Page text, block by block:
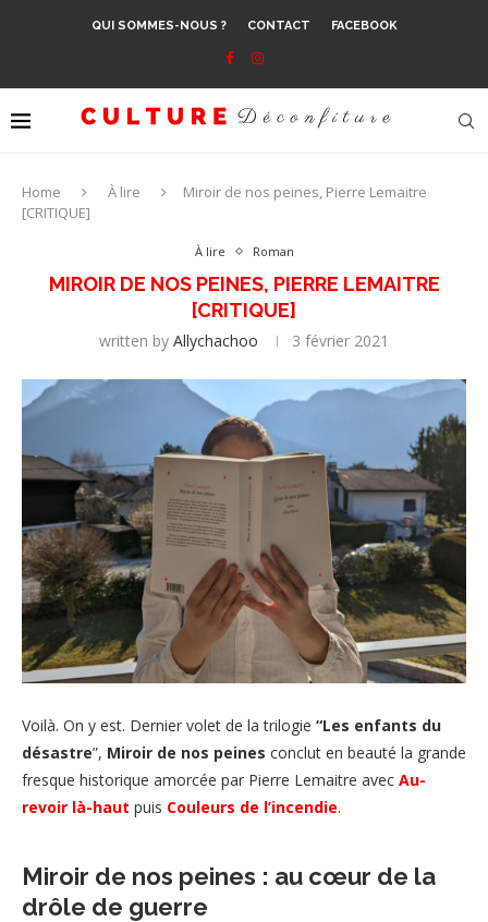
QUI SOMMES-NOUS ? CONTACT FACEBOOK
Home À lire
Miroir de nos peines, Pierre Lemaitre
[CRITIQUE]
À lire Roman
MIROIR DE NOS PEINES, PIERRE LEMAITRE
[CRITIQUE]
written by Allychachoo 3 février 2021
Voilà. On y est. Dernier volet de la trilogie “Les enfants du
désastre”, Miroir de nos peines conclut en beauté la grande
fresque historique amorcée par Pierre Lemaitre avec Au-
revoir là-haut puis Couleurs de l’incendie.
Miroir de nos peines : au cœur de la
drôle de guerre